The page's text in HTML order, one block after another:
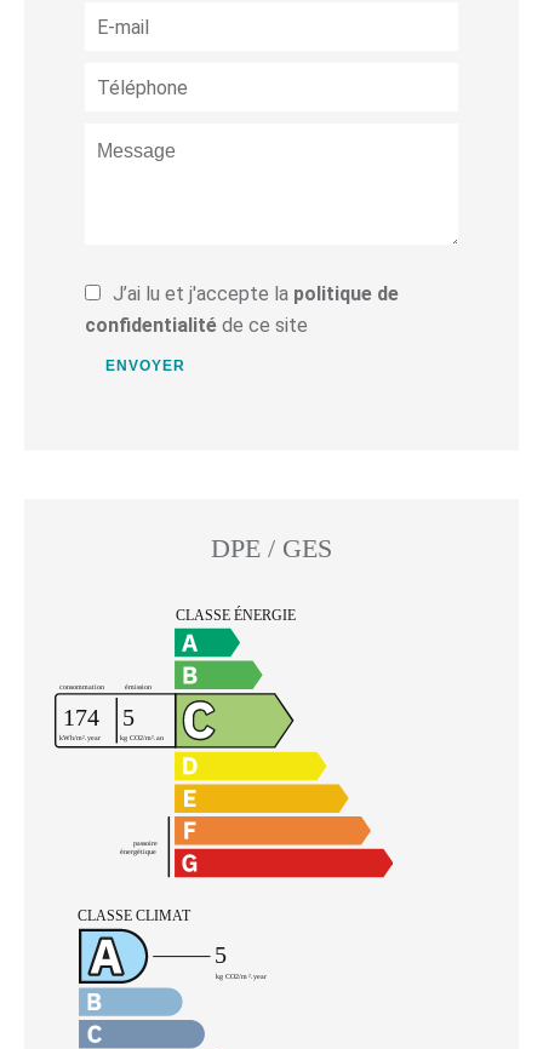
J’ai lu et j'accepte la politique de
confidentialité de ce site
ENVOYER
DPE / GES